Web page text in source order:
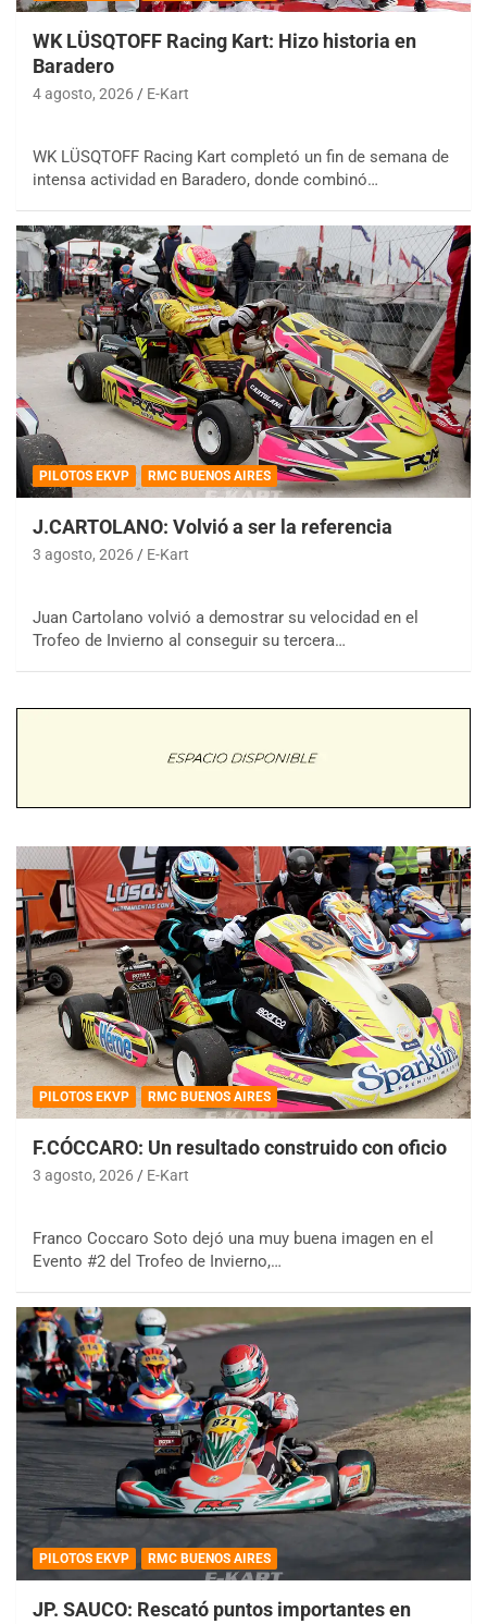
WK LÜSQTOFF Racing Kart: Hizo historia en
Baradero
4 agosto, 2026 E-Kart
WK LÜSQTOFF Racing Kart completó un fin de semana de
intensa actividad en Baradero, donde combinó…
PILOTOS EKVP RMC BUENOS AIRES
J.CARTOLANO: Volvió a ser la referencia
3 agosto, 2026 E-Kart
Juan Cartolano volvió a demostrar su velocidad en el
Trofeo de Invierno al conseguir su tercera…
PILOTOS EKVP RMC BUENOS AIRES
F.CÓCCARO: Un resultado construido con oficio
3 agosto, 2026 E-Kart
Franco Coccaro Soto dejó una muy buena imagen en el
Evento #2 del Trofeo de Invierno,…
PILOTOS EKVP RMC BUENOS AIRES
JP. SAUCO: Rescató puntos importantes en